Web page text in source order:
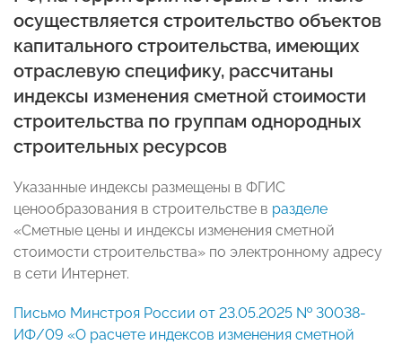
осуществляется строительство объектов
капитального строительства, имеющих
отраслевую специфику, рассчитаны
индексы изменения сметной стоимости
строительства по группам однородных
строительных ресурсов
Указанные индексы размещены в ФГИС
ценообразования в строительстве в разделе
«Сметные цены и индексы изменения сметной
стоимости строительства» по электронному адресу
в сети Интернет.
Письмо Минстроя России от 23.05.2025 № 30038-
ИФ/09 «О расчете индексов изменения сметной